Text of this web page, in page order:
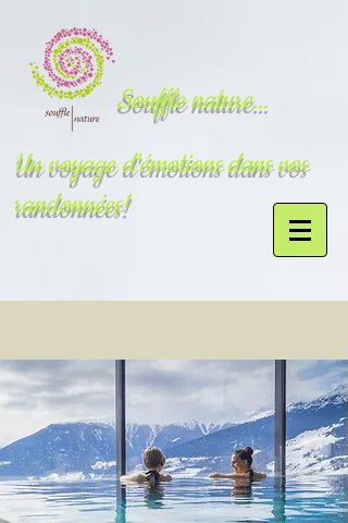
Souffle nature...
Un voyage d'émotions dans vos
randonnées!